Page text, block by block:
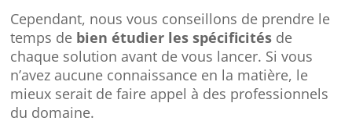
Cependant, nous vous conseillons de prendre le
temps de bien étudier les spécificités de
chaque solution avant de vous lancer. Si vous
n’avez aucune connaissance en la matière, le
mieux serait de faire appel à des professionnels
du domaine.